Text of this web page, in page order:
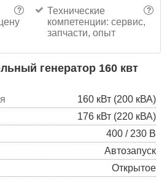
? ?
Технические
компетенции: сервис,
запчасти, опыт
генератор 160 квт
160 кВт (200 кВА)
176 кВт (220 кВА)
400 / 230 В
Автозапуск
Открытое